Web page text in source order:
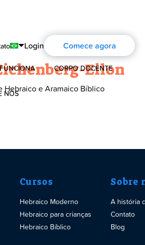
Login Comece agora
CORPO DOCENTE
NÓS
de Aharon Rosen
Eilon
Hebraico e Aramaico Bíblico
Cursos
Hebraico Moderno
Hebraico para crianças
Hebraico Bíblico
Sobre
A história
Contato
Blog